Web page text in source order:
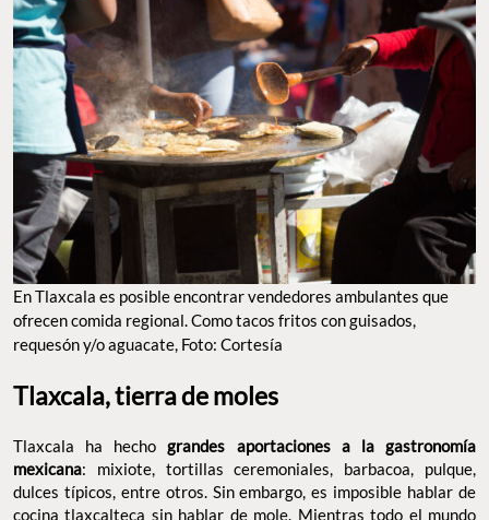
En Tlaxcala es posible encontrar vendedores ambulantes que
ofrecen comida regional. Como tacos fritos con guisados,
requesón y/o aguacate, Foto: Cortesía
Tlaxcala, tierra de moles
Tlaxcala ha hechograndes aportaciones a la gastronomía
mexicana: mixiote, tortillas ceremoniales, barbacoa, pulque,
dulces típicos, entre otros. Sin embargo, es imposible hablar de
cocina tlaxcalteca sin hablar de mole. Mientras todo el mundo